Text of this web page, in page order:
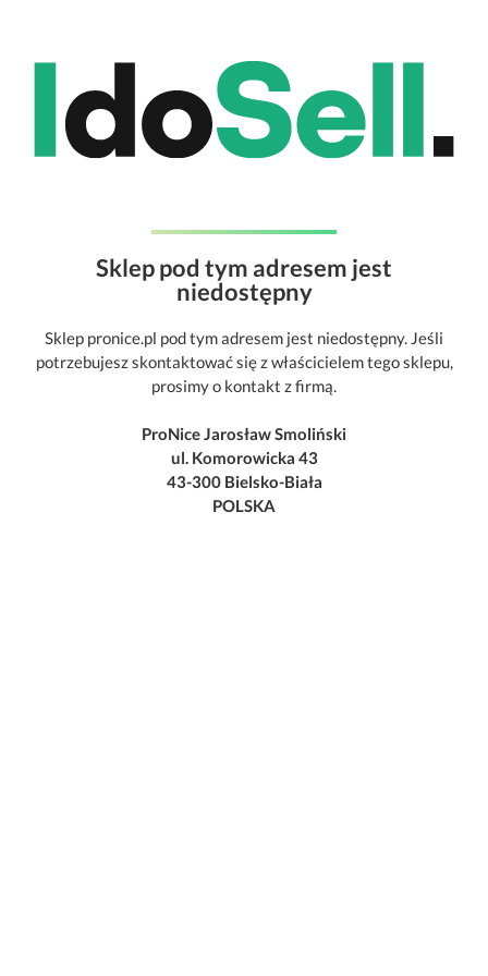
Sklep pod tym adresem jest
niedostępny
Sklep pronice.pl pod tym adresem jest niedostępny. Jeśli
potrzebujesz skontaktować się z właścicielem tego sklepu,
prosimy o kontakt z firmą.
ProNice Jarosław Smoliński
ul. Komorowicka 43
43-300 Bielsko-Biała
POLSKA